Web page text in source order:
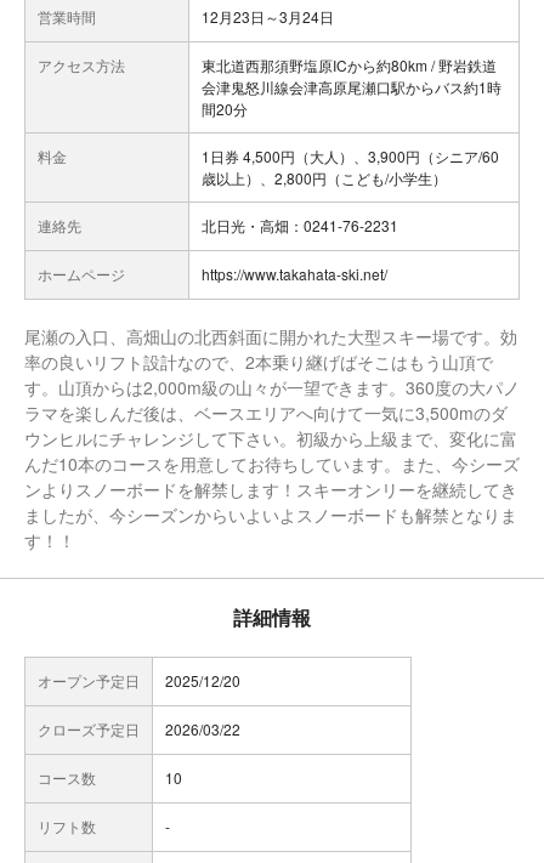
営業時間 12月23日～3月24日
アクセス方法
東北道西那須野塩原ICから約80km / 野岩鉄道
会津鬼怒川線会津高原尾瀬口駅からバス約1時
間20分
料金
1日券 4,500円（大人）、3,900円（シニア/60
歳以上）、2,800円（こども/小学生）
連絡先 北日光・高畑：0241-76-2231
ホームページ https://www.takahata-ski.net/
尾瀬の入口、高畑山の北西斜面に開かれた大型スキー場です。効
率の良いリフト設計なので、2本乗り継げばそこはもう山頂で
す。山頂からは2,000m級の山々が一望できます。360度の大パノ
ラマを楽しんだ後は、ベースエリアへ向けて一気に3,500mのダ
ウンヒルにチャレンジして下さい。初級から上級まで、変化に富
んだ10本のコースを用意してお待ちしています。また、今シーズ
ンよりスノーボードを解禁します！スキーオンリーを継続してき
ましたが、今シーズンからいよいよスノーボードも解禁となりま
す！！
詳細情報
オープン予定日 2025/12/20
クローズ予定日 2026/03/22
コース数 10
リフト数 -